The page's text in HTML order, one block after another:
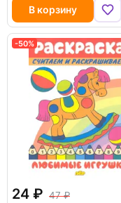
В корзину
-50%
24
47